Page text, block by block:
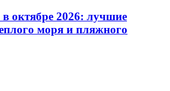
в октябре 2026: лучшие
моря и пляжного